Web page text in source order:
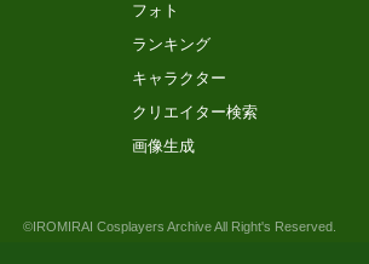
フォト
ランキング
キャラクター
クリエイター検索
画像生成
©IROMIRAI Cosplayers Archive All Right's Reserved.